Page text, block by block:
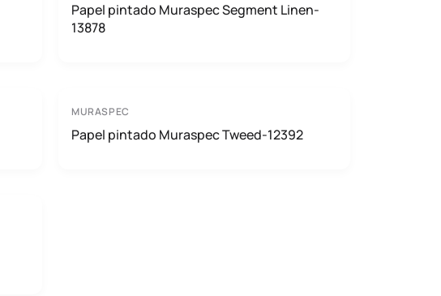
Papel pintado Muraspec Segment Linen-
13878
MURASPEC
Papel pintado Muraspec Tweed-12392